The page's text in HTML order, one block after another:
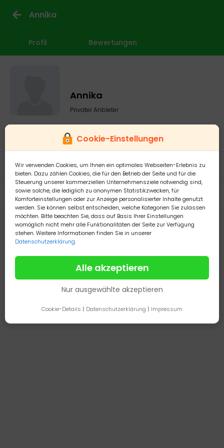
Cookie-Einstellungen
Wir verwenden Cookies, um Ihnen ein optimales Webseiten-Erlebnis zu
bieten. Dazu zählen Cookies, die für den Betrieb der Seite und für die
Steuerung unserer kommerziellen Unternehmensziele notwendig sind,
sowie solche, die lediglich zu anonymen Statistikzwecken, für
Komforteinstellungen oder zur Anzeige personalisierter Inhalte genutzt
werden. Sie können selbst entscheiden, welche Kategorien Sie zulassen
möchten. Bitte beachten Sie, dass auf Basis Ihrer Einstellungen
womöglich nicht mehr alle Funktionalitäten der Seite zur Verfügung
stehen. Weitere Informationen finden Sie in unserer
Datenschutzerklärung.
Alle akzeptieren
Nur ausgewählte akzeptieren
Cookie-Details | Datenschutzerklärung | Impressum
Annika
Profil Bewertungen
Annika
Privater Anbieter
Mitglied seit: 13.11.2024
Meine Anzeigen
Zurück Weiter